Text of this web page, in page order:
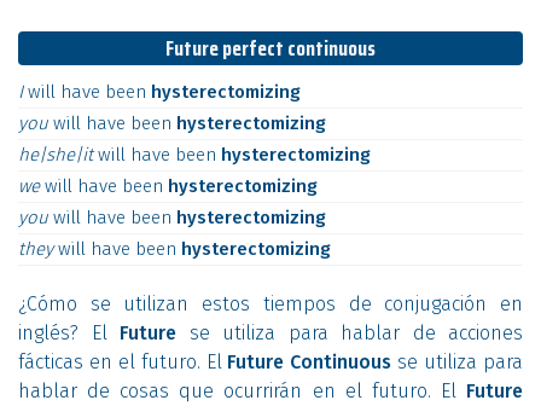
Future perfect continuous
Iwill have been hysterectomizing
you will have been hysterectomizing
he|she|itwill have been hysterectomizing
wewill have been hysterectomizing
you will have been hysterectomizing
theywill have been hysterectomizing
¿Cómo se utilizan estos tiempos de conjugación en
inglés? El Future se utiliza para hablar de acciones
fácticas en el futuro. El Future Continuous se utiliza para
hablar de cosas que ocurrirán en el futuro. El Future